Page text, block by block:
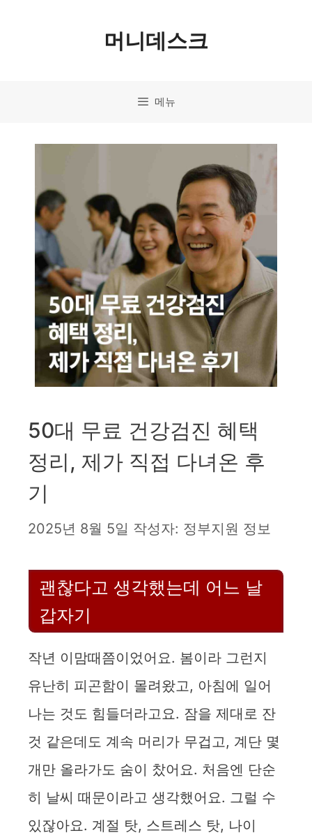
머니데스크
메뉴
50대 무료 건강검진 혜택
정리, 제가 직접 다녀온 후
기
2025년 8월 5일 작성자: 정부지원 정보
괜찮다고 생각했는데 어느 날
갑자기
작년 이맘때쯤이었어요. 봄이라 그런지
유난히 피곤함이 몰려왔고, 아침에 일어
나는 것도 힘들더라고요. 잠을 제대로 잔
것 같은데도 계속 머리가 무겁고, 계단 몇
개만 올라가도 숨이 찼어요. 처음엔 단순
히 날씨 때문이라고 생각했어요. 그럴 수
있잖아요. 계절 탓, 스트레스 탓, 나이